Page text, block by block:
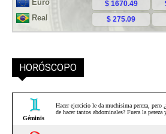
HORÓSCOPO